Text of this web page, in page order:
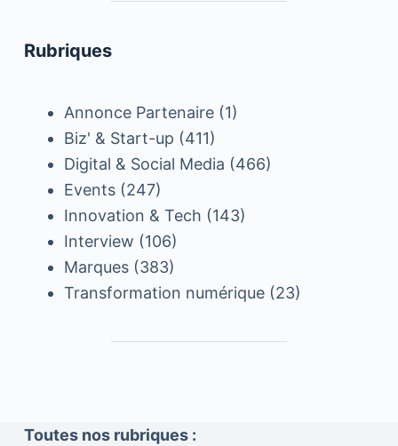
Rubriques
Annonce Partenaire(1)
Biz' & Start-up (411)
Digital & Social Media (466)
Events(247)
Innovation & Tech (143)
Interview (106)
Marques(383)
Transformation numérique(23)
Toutes nos rubriques :